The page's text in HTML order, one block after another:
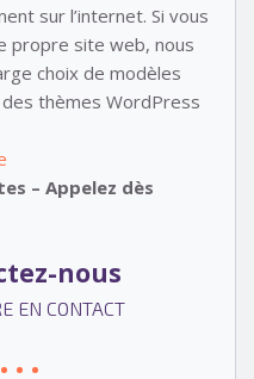
sur l’internet. Si vous
propre site web, nous
choix de modèles
thèmes WordPress
– Appelez dès
nous
EN CONTACT